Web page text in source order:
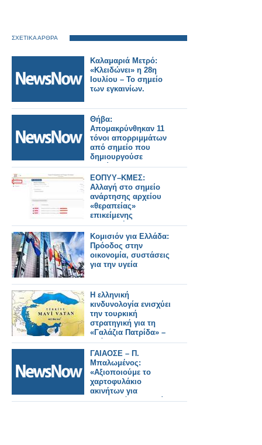
ΣΧΕΤΙΚΑ ΑΡΘΡΑ
Καλαμαριά Μετρό:
«Κλειδώνει» η 28η
Ιουλίου – Το σημείο
των εγκαινίων.
Θήβα:
Απομακρύνθηκαν 11
τόνοι απορριμμάτων
από σημείο που
δημιουργούσε
κινδύνους για το
σιδηρόδρομο.
ΕΟΠΥΥ–ΚΜΕΣ:
Αλλαγή στο σημείο
ανάρτησης αρχείου
«θεραπείας»
επικείμενης
περικοπής
Κομισιόν για Ελλάδα:
Πρόοδος στην
οικονομία, συστάσεις
για την υγεία
Η ελληνική
κινδυνολογία ενισχύει
την τουρκική
στρατηγική για τη
«Γαλάζια Πατρίδα» –
Ανάλυση του
Κωνσταντίνου
Μπαλωμένου
ΓΑΙΑΟΣΕ – Π.
Μπαλωμένος:
«Αξιοποιούμε το
χαρτοφυλάκιο
ακινήτων για
μακροπρόθεσμη αξία